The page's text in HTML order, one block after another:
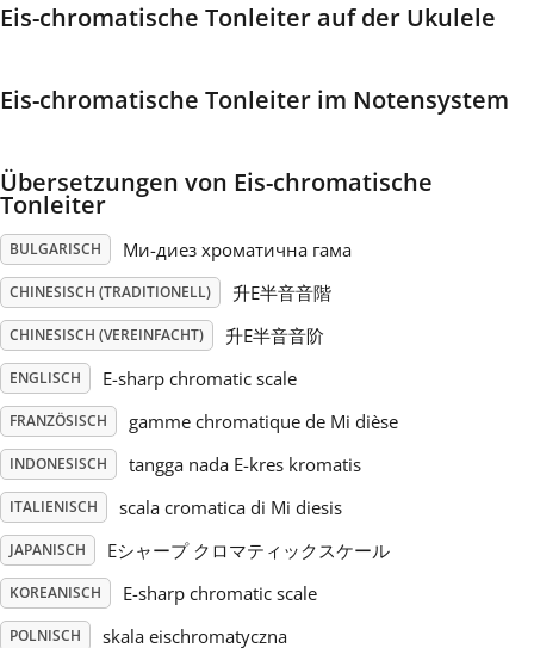
Svenska
Tiếng Việt
Türkçe
Українська
简体中文
繁體中文
Eis-chromatische Tonleiter auf der Ukulele
Eis-chromatische Tonleiter im Notensystem
Übersetzungen von Eis-chromatische
Tonleiter
BULGARISCH Mи-диез хроматична гама
CHINESISCH (TRADITIONELL) 升E半音音階
CHINESISCH (VEREINFACHT) 升E半音音阶
ENGLISCH E-sharp chromatic scale
FRANZÖSISCH gamme chromatique de Mi dièse
INDONESISCH tangga nada E-kres kromatis
ITALIENISCH scala cromatica di Mi diesis
JAPANISCH Eシャープ クロマティックスケール
KOREANISCH E-sharp chromatic scale
POLNISCH skala eischromatyczna